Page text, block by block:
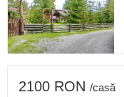
2100 RON /casă